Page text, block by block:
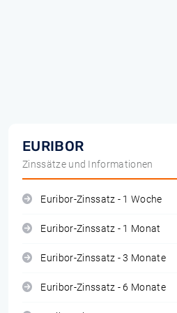
EURIBOR
Zinssätze und Informationen
Euribor-Zinssatz - 1 Woche
Euribor-Zinssatz - 1 Monat
Euribor-Zinssatz - 3 Monate
Euribor-Zinssatz - 6 Monate